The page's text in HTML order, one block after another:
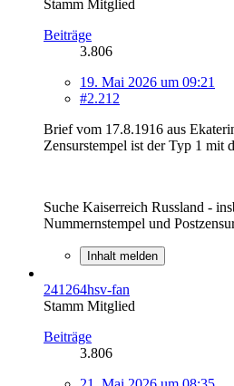
Stamm Mitglied
Beiträge
3.806
19. Mai 2026 um 09:21
#2.212
Brief vom 17.8.1916 aus
Zensurstempel ist der Typ 1 mit
Suche Kaiserreich Russland -
Nummernstempel und
Inhalt melden
241264hsv-fan
Stamm Mitglied
Beiträge
3.806